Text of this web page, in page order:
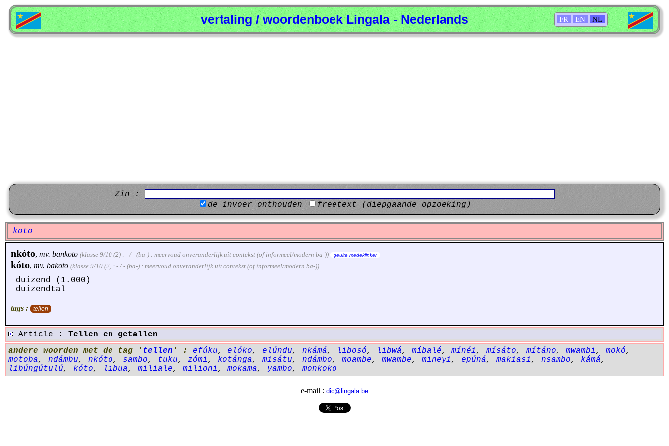
FR EN NL
vertaling / woordenboek Lingala - Nederlands
Zin :
de invoer onthouden
freetext (diepgaande opzoeking)
koto
nkóto, mv. bankoto (klasse 9/10 (2) : - / - (ba-) : meervoud onveranderlijk uit contekst (of informeel/modern ba-)) geuite medeklinker
kóto, mv. bakoto (klasse 9/10 (2) : - / - (ba-) : meervoud onveranderlijk uit contekst (of informeel/modern ba-))
duizend (1.000)
duizendtal
tags : tellen
Article : Tellen en getallen
andere woorden met de tag ' tellen ' : efúku, elóko, elúndu, nkámá, libosó, libwá, míbalé, mínéi, mísáto, mítáno, mwambi, mokó,
motoba, ndámbu, nkóto, sambo, tuku, zómi, kotánga, misátu, ndámbo, moambe, mwambe, mineyi, epúná, makiasi, nsambo, kámá,
libúngútulú, kóto, libua, miliale, milioni, mokama, yambo, monkoko
e-mail : dic@lingala.be